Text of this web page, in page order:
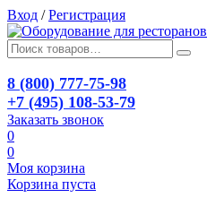
Вход / Регистрация
8 (800) 777-75-98
+7 (495) 108-53-79
Заказать звонок
0
0
Моя корзина
Корзина пуста